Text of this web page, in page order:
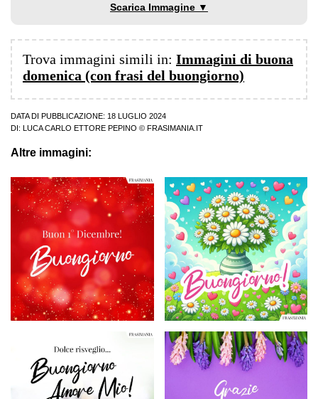
Scarica Immagine ▼
Trova immagini simili in: Immagini di buona
domenica (con frasi del buongiorno)
DATA DI PUBBLICAZIONE: 18 LUGLIO 2024
DI:
LUCA CARLO ETTORE PEPINO © FRASIMANIA.IT
Altre immagini: